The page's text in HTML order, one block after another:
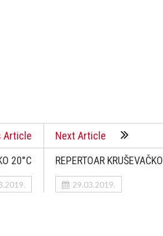
Article
20°C
Next Article
REPERTOAR
29.03.2019.